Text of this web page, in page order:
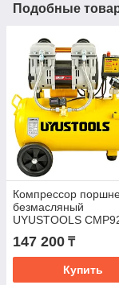
Подобные
Компрессор
безмасляный
UYUSTOOLS
24 л, 1,85 л.с., 8 бар
147 200 ₸
Купить